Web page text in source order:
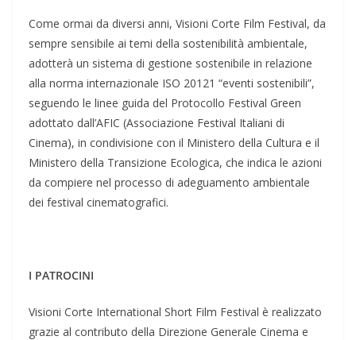
Come ormai da diversi anni, Visioni Corte Film Festival, da
sempre sensibile ai temi della sostenibilità ambientale,
adotterà un sistema di gestione sostenibile in relazione
alla norma internazionale ISO 20121 “eventi sostenibili”,
seguendo le linee guida del Protocollo Festival Green
adottato dall’AFIC (Associazione Festival Italiani di
Cinema), in condivisione con il Ministero della Cultura e il
Ministero della Transizione Ecologica, che indica le azioni
da compiere nel processo di adeguamento ambientale
dei festival cinematografici.
I PATROCINI
Visioni Corte International Short Film Festival è realizzato
grazie al contributo della Direzione Generale Cinema e